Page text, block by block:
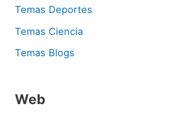
Temas Deportes
Temas Ciencia
Temas Blogs
Web